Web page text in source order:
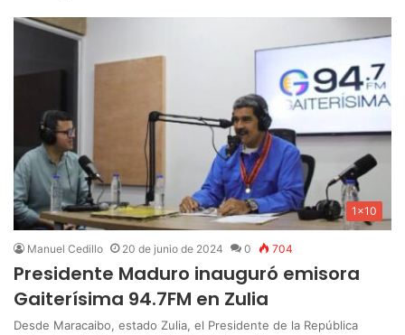
1x10
Manuel Cedillo 20 de junio de 2024 0 704
Presidente Maduro inauguró emisora
Gaiterísima 94.7FM en Zulia
Desde Maracaibo, estado Zulia, el Presidente de la República